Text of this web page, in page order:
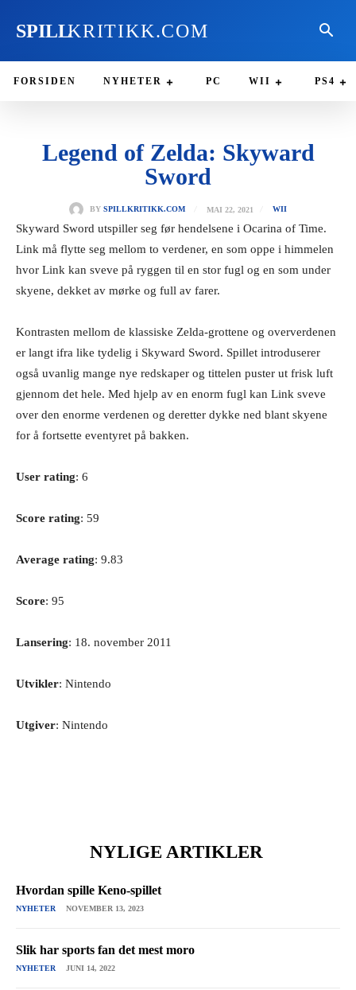
SPILLKRITIKK.COM
FORSIDEN NYHETER PC WII PS4
Legend of Zelda: Skyward
Sword
BY SPILLKRITIKK.COM MAI 22, 2021 WII
Skyward Sword utspiller seg før hendelsene i Ocarina of Time.
Link må flytte seg mellom to verdener, en som oppe i himmelen
hvor Link kan sveve på ryggen til en stor fugl og en som under
skyene, dekket av mørke og full av farer.
Kontrasten mellom de klassiske Zelda-grottene og oververdenen
er langt ifra like tydelig i Skyward Sword. Spillet introduserer
også uvanlig mange nye redskaper og tittelen puster ut frisk luft
gjennom det hele. Med hjelp av en enorm fugl kan Link sveve
over den enorme verdenen og deretter dykke ned blant skyene
for å fortsette eventyret på bakken.
User rating: 6
Score rating: 59
Average rating: 9.83
Score: 95
Lansering: 18. november 2011
Utvikler: Nintendo
Utgiver: Nintendo
NYLIGE ARTIKLER
Hvordan spille Keno-spillet
NYHETER NOVEMBER 13, 2023
Slik har sports fan det mest moro
NYHETER JUNI 14, 2022